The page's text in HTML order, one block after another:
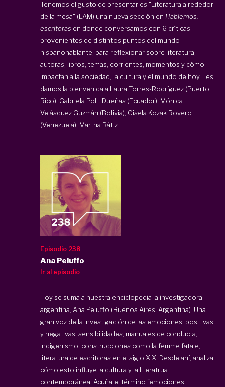
Tenemos el gusto de presentarles "Literatura alrededor
de la mesa" (LAM) una nueva sección en Hablemos,
escritoras en donde conversamos con 6 críticas
provenientes de distintos puntos del mundo
hispanohablante, para reflexionar sobre literatura,
autoras, libros, temas, corrientes, momentos y cómo
impactan a la sociedad, la cultura y el mundo de hoy. Les
damos la bienvenida a Laura Torres-Rodríguez (Puerto
Rico), Gabriela Polit Dueñas (Ecuador), Mónica
Velásquez Guzmán (Bolivia), Gisela Kozak Rovero
(Venezuela), Martha Bátiz ...
Episodio 238
Ana Peluffo
Ir al episodio
Hoy se suma a nuestra enciclopedia la investigadora
argentina, Ana Peluffo (Buenos Aires, Argentina). Una
gran voz de la investigación de las emociones, positivas
y negativas, sensibilidades, manuales de conducta,
indigenismo, construcciones como la femme fatale,
literatura de escritoras en el siglo XIX. Desde ahí, analiza
cómo esto influye la cultura y la literatrua
contemporánea. Acuña el término "emociones